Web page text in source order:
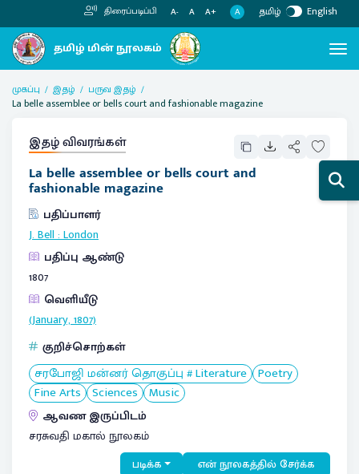
திரைப்படிப்பி A- A A+ A தமிழ் English
முகப்பு இதழ்
பருவ இதழ்
La belle assemblee or bells court and fashionable magazine
இதழ் விவரங்கள்
La belle assemblee or bells court and
fashionable magazine
பதிப்பாளர்
J. Bell:London
பதிப்பு ஆண்டு
1807
வெளியீடு
(January, 1807)
குறிச்சொற்கள்
சரபோஜி மன்னர் தொகுப்பு # Literature Poetry
Fine Arts Sciences Music
ஆவண இருப்பிடம்
சரசுவதி மகால் நூலகம்
படிக்க என் நூலகத்தில் சேர்க்க